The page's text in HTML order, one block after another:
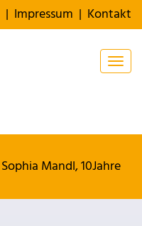
| Impressum | Kontakt
Sophia Mandl, 10Jahre